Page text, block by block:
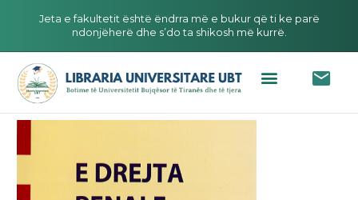
Jeta e fakultetit është ëndrra më e bukur që ti ke parë
ndonjëherë dhe s’do ta shikosh më kurrë.